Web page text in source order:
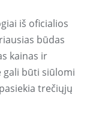
iš oficialios
būdas
kainas ir
gali būti siūlomi
trečiųjų